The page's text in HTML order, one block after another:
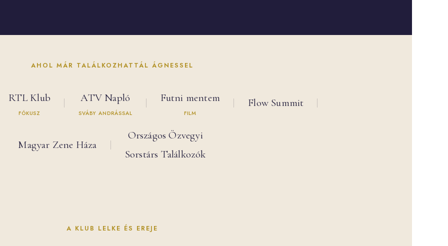
AHOL MÁR TALÁLKOZHATTÁL ÁGNESSEL
RTL Klub
FÓKUSZ
ATV Napló
SVÁBY ANDRÁSSAL
Futni mentem
FILM
Flow Summit
Magyar Zene Háza
Országos Özvegyi
Sorstárs Találkozók
A KLUB LELKE ÉS EREJE